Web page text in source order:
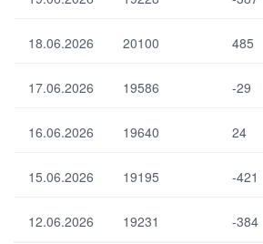
аш
ъё
ри
н
вут
ер
ац
ла
ум
қо
18.06.2026 20100 485
17.06.2026 19586 -29
16.06.2026 19640 24
15.06.2026 19195 -421
12.06.2026 19231 -384